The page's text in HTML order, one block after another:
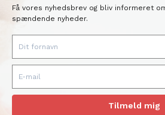
Få vores nyhedsbrev og bliv informeret
spændende nyheder.
Tilmeld mig